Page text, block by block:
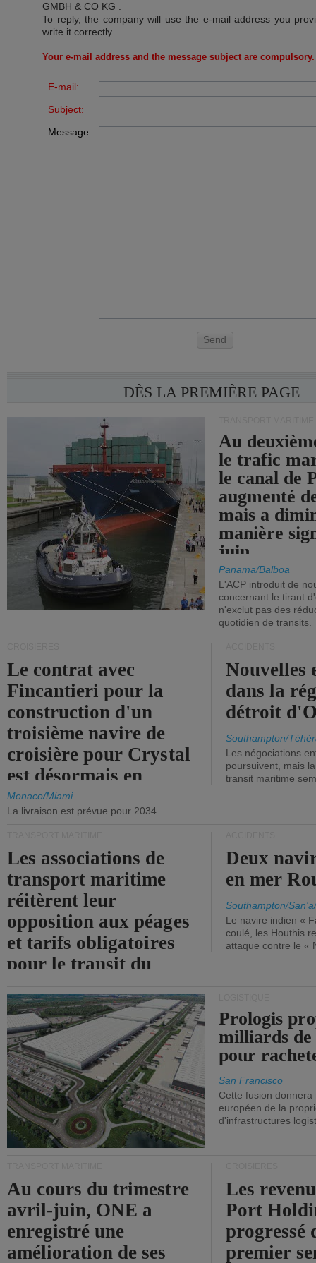
GMBH & CO KG
To reply, the company will use the e-mail address you
write it correctly.
Your e-mail address and the message subject are compulsory.
E-mail:
Subject:
Message:
Send
DÈS LA PREMIÈRE PAGE
Au
le trafic
le canal de
augmenté
mais a
manière
juin.
Panama/Balboa
L'ACP introduit de
concernant le tirant
n'exclut pas des
quotidien de transits.
Le contrat avec
Fincantieri pour la
construction d'un
troisième navire de
croisière pour Crystal
est désormais en
vigueur.
Monaco/Miami
La livraison est prévue pour 2034.
Nouvelles
dans la
détroit
Southampton/
Les négociations
poursuivent, mais
transit maritime
Les associations de
transport maritime
réitèrent leur
opposition aux péages
et tarifs obligatoires
pour le transit du
Deux
en mer
Southampton/
Le navire indien «
coulé, les Houthis
attaque contre le «
Prologis
milliards
pour
San Francisco
Cette fusion
européen de la
d'infrastructures
Au cours du trimestre
avril-juin, ONE a
enregistré une
amélioration de ses
Les
Port
progressé
premier